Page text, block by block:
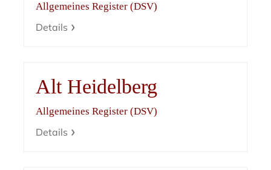
Allgemeines Register (DSV)
Details
Alt Heidelberg
Allgemeines Register (DSV)
Details